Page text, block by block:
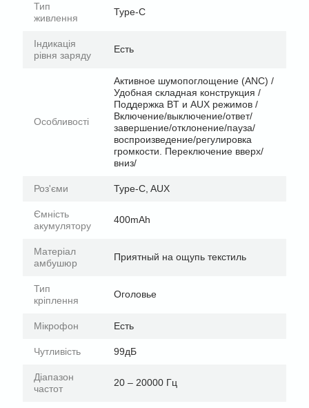
Тип
живлення
Type-C
Індикація
рівня заряду
Есть
Особливості
Активное шумопоглощение (ANC) /
Удобная складная конструкция /
Поддержка BT и AUX режимов /
Включение/выключение/ответ/
завершение/отклонение/пауза/
воспроизведение/регулировка
громкости. Переключение вверх/
вниз/
Роз'єми Type-C, AUX
Ємність
акумулятору
400mAh
Матеріал
амбушюр
Приятный на ощупь текстиль
Тип
кріплення
Оголовье
Мікрофон Есть
Чутливість 99дБ
Діапазон
частот
20 – 20000 Гц